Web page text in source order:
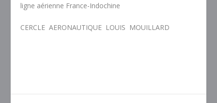
ligne aérienne France-Indochine
CERCLE AERONAUTIQUE LOUIS MOUILLARD